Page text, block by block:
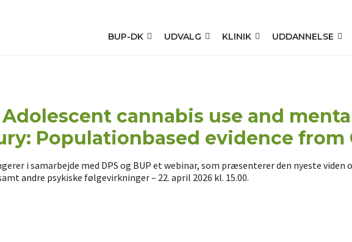
BUP-DK UDVALG KLINIK UDDANNELSE
cannabis use and
Populationbased evidence from
i samarbejde med DPS og BUP et webinar, som præsenterer den nyeste
andre psykiske følgevirkninger – 22. april 2026 kl. 15.00.